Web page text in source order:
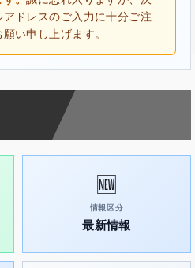
ドレスのご入力に十分ご注
い申し上げます。
🆕
情報区分
最新情報